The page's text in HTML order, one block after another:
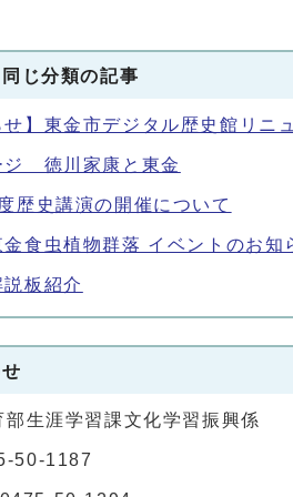
じ分類の記事
せ】東金市デジタル歴史館リニ
ジ 徳川家康と東金
歴史講演の開催について
金食虫植物群落 イベントのお知
板紹介
部生涯学習課文化学習振興係
50-1187